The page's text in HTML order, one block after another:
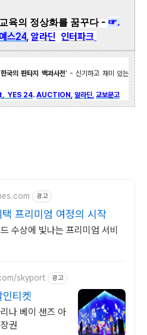
육의 정상화를 꿈꾸다 - ☞.
스24, 알라딘 인터파크
한국의 판타지 백과사전' - 신기하고 재미 있는
YES 24. AUCTION 알라딘 교보문고
광고
프리미엄 여정의 시작
수상에 빛나는 프리미엄 서비
skyport 광고
티켓
나 베이 샌즈 아
권